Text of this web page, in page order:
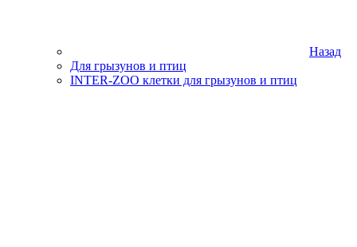
Назад
Для грызунов и птиц
INTER-ZOO клетки для грызунов и птиц